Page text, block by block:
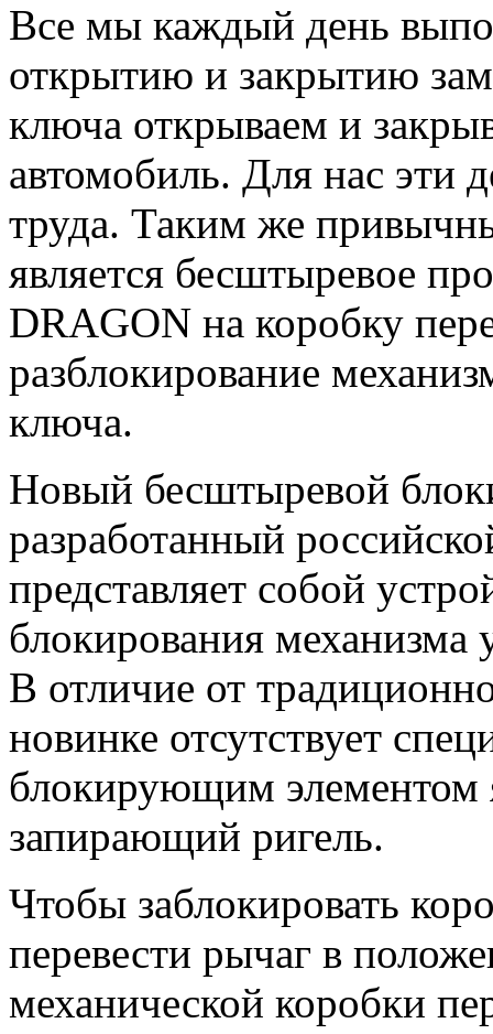
Все мы каждый день
открытию и закрытию
ключа открываем и
автомобиль. Для нас эти
труда. Таким же
является бесштыревое
DRAGON на коробку
разблокирование
ключа.
Новый бесштыревой
разработанный
представляет собой
блокирования механизма
В отличие от
новинке отсутствует
блокирующим элементом
запирающий ригель.
Чтобы заблокировать
перевести рычаг в
механической коробки